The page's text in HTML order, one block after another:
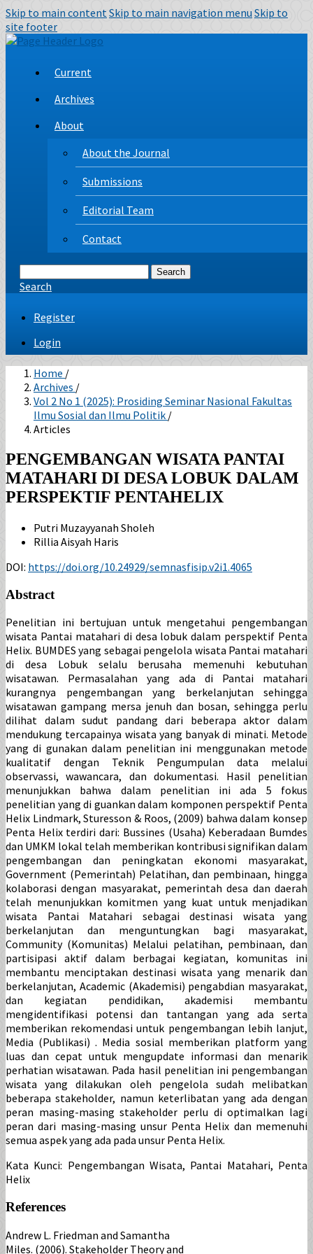
Skip to main contentSkip to main navigation menuSkip to
site footer
Current
Archives
About
About the Journal
Submissions
Editorial Team
Contact
Search
Search
Register
Login
Home /
Archives /
Vol 2 No 1 (2025): Prosiding Seminar Nasional Fakultas
Ilmu Sosial dan Ilmu Politik /
Articles
PENGEMBANGAN WISATA PANTAI
MATAHARI DI DESA LOBUK DALAM
PERSPEKTIF PENTAHELIX
Putri Muzayyanah Sholeh
Rillia Aisyah Haris
DOI: https://doi.org/10.24929/semnasfisip.v2i1.4065
Abstract
Penelitian ini bertujuan untuk mengetahui pengembangan
wisata Pantai matahari di desa lobuk dalam perspektif Penta
Helix. BUMDES yang sebagai pengelola wisata Pantai matahari
di desa Lobuk selalu berusaha memenuhi kebutuhan
wisatawan. Permasalahan yang ada di Pantai matahari
kurangnya pengembangan yang berkelanjutan sehingga
wisatawan gampang mersa jenuh dan bosan, sehingga perlu
dilihat dalam sudut pandang dari beberapa aktor dalam
mendukung tercapainya wisata yang banyak di minati. Metode
yang di gunakan dalam penelitian ini menggunakan metode
kualitatif dengan Teknik Pengumpulan data melalui
observassi, wawancara, dan dokumentasi. Hasil penelitian
menunjukkan bahwa dalam penelitian ini ada 5 fokus
penelitian yang di guankan dalam komponen perspektif Penta
Helix Lindmark, Sturesson & Roos, (2009) bahwa dalam konsep
Penta Helix terdiri dari: Bussines (Usaha) Keberadaan Bumdes
dan UMKM lokal telah memberikan kontribusi signifikan dalam
pengembangan dan peningkatan ekonomi masyarakat,
Government (Pemerintah) Pelatihan, dan pembinaan, hingga
kolaborasi dengan masyarakat, pemerintah desa dan daerah
telah menunjukkan komitmen yang kuat untuk menjadikan
wisata Pantai Matahari sebagai destinasi wisata yang
berkelanjutan dan menguntungkan bagi masyarakat,
Community (Komunitas) Melalui pelatihan, pembinaan, dan
partisipasi aktif dalam berbagai kegiatan, komunitas ini
membantu menciptakan destinasi wisata yang menarik dan
berkelanjutan, Academic (Akademisi) pengabdian masyarakat,
dan kegiatan pendidikan, akademisi membantu
mengidentifikasi potensi dan tantangan yang ada serta
memberikan rekomendasi untuk pengembangan lebih lanjut,
Media (Publikasi) . Media sosial memberikan platform yang
luas dan cepat untuk mengupdate informasi dan menarik
perhatian wisatawan. Pada hasil penelitian ini pengembangan
wisata yang dilakukan oleh pengelola sudah melibatkan
beberapa stakeholder, namun keterlibatan yang ada dengan
peran masing-masing stakeholder perlu di optimalkan lagi
peran dari masing-masing unsur Penta Helix dan memenuhi
semua aspek yang ada pada unsur Penta Helix.
Kata Kunci: Pengembangan Wisata, Pantai Matahari, Penta
Helix
References
Andrew L. Friedman and Samantha
Miles. (2006). Stakeholder Theory and